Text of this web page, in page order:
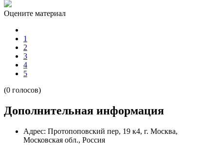
Оцените материал
1
2
3
4
5
(0 голосов)
Дополнительная информация
Адрес: Протопоповский пер, 19 к4, г. Москва,
Московская обл., Россия